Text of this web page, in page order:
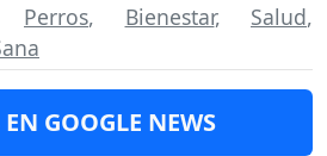
Perros, Bienestar, Salud,
GOOGLE NEWS